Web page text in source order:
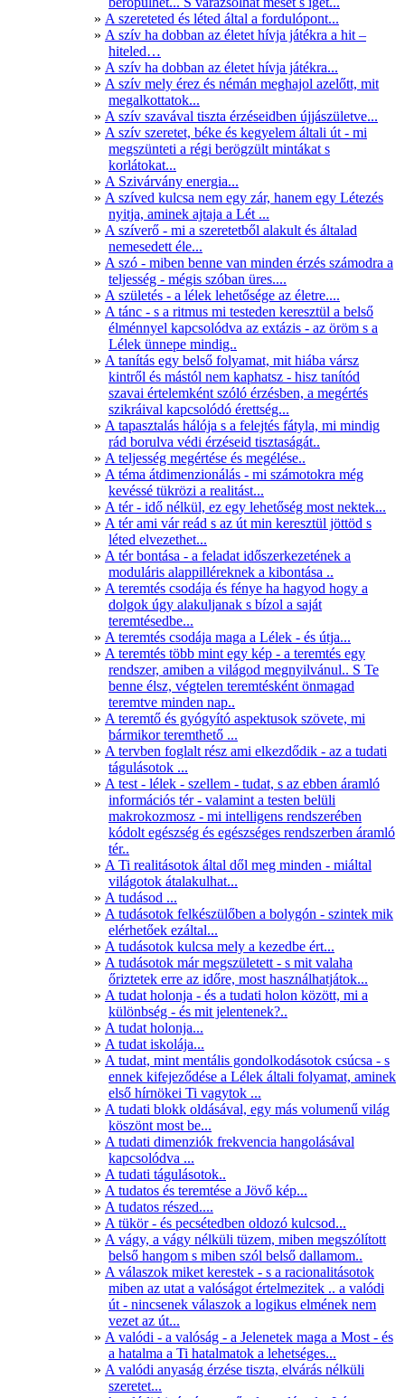
A szereteted és léted által a fordulópont...
A szív ha dobban az életet hívja játékra a hit –
hiteled…
A szív ha dobban az életet hívja játékra...
A szív mely érez és némán meghajol azelőtt, mit
megalkottatok...
A szív szavával tiszta érzéseidben újjászületve...
A szív szeretet, béke és kegyelem általi út - mi
megszünteti a régi berögzült mintákat s
korlátokat...
A Szivárvány energia...
A szíved kulcsa nem egy zár, hanem egy Létezés
nyitja, aminek ajtaja a Lét ...
A szíverő - mi a szeretetből alakult és általad
nemesedett éle...
A szó - miben benne van minden érzés számodra a
teljesség - mégis szóban üres....
A születés - a lélek lehetősége az életre....
A tánc - s a ritmus mi testeden keresztül a belső
élménnyel kapcsolódva az extázis - az öröm s a
Lélek ünnepe mindig..
A tanítás egy belső folyamat, mit hiába vársz
kintről és mástól nem kaphatsz - hisz tanítód
szavai értelemként szóló érzésben, a megértés
szikráival kapcsolódó érettség...
A tapasztalás hálója s a felejtés fátyla, mi mindig
rád borulva védi érzéseid tisztaságát..
A teljesség megértése és megélése..
A téma átdimenzionálás - mi számotokra még
kevéssé tükrözi a realitást...
A tér - idő nélkül, ez egy lehetőség most nektek...
A tér ami vár reád s az út min keresztül jöttöd s
léted elvezethet...
A tér bontása - a feladat időszerkezetének a
moduláris alappilléreknek a kibontása ..
A teremtés csodája és fénye ha hagyod hogy a
dolgok úgy alakuljanak s bízol a saját
teremtésedbe...
A teremtés csodája maga a Lélek - és útja...
A teremtés több mint egy kép - a teremtés egy
rendszer, amiben a világod megnyilvánul.. S Te
benne élsz, végtelen teremtésként önmagad
teremtve minden nap..
A teremtő és gyógyító aspektusok szövete, mi
bármikor teremthető ...
A tervben foglalt rész ami elkezdődik - az a tudati
tágulásotok ...
A test - lélek - szellem - tudat, s az ebben áramló
információs tér - valamint a testen belüli
makrokozmosz - mi intelligens rendszerében
kódolt egészség és egészséges rendszerben áramló
tér..
A Ti realitásotok által dől meg minden - miáltal
világotok átalakulhat...
A tudásod ...
A tudásotok felkészülőben a bolygón - szintek mik
elérhetőek ezáltal...
A tudásotok kulcsa mely a kezedbe ért...
A tudásotok már megszületett - s mit valaha
őriztetek erre az időre, most használhatjátok...
A tudat holonja - és a tudati holon között, mi a
különbség - és mit jelentenek?..
A tudat holonja...
A tudat iskolája...
A tudat, mint mentális gondolkodásotok csúcsa - s
ennek kifejeződése a Lélek általi folyamat, aminek
első hírnökei Ti vagytok ...
A tudati blokk oldásával, egy más volumenű világ
köszönt most be...
A tudati dimenziók frekvencia hangolásával
kapcsolódva ...
A tudati tágulásotok..
A tudatos és teremtése a Jövő kép...
A tudatos részed....
A tükör - és pecsétedben oldozó kulcsod...
A vágy, a vágy nélküli tüzem, miben megszólított
belső hangom s miben szól belső dallamom..
A válaszok miket kerestek - s a racionalitásotok
miben az utat a valóságot értelmezitek .. a valódi
út - nincsenek válaszok a logikus elmének nem
vezet az út...
A valódi - a valóság - a Jelenetek maga a Most - és
a hatalma a Ti hatalmatok a lehetséges...
A valódi anyaság érzése tiszta, elvárás nélküli
szeretet...